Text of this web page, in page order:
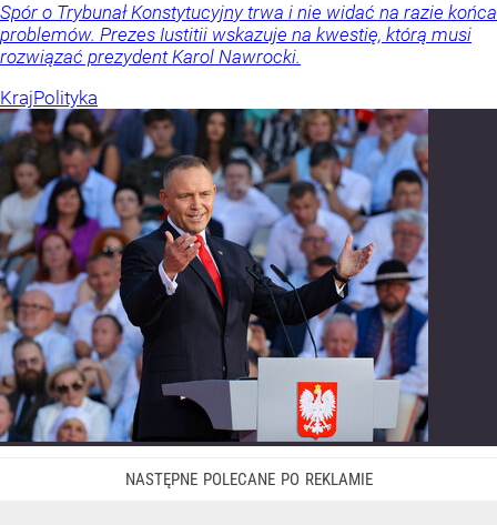
Spór o Trybunał Konstytucyjny trwa i nie widać na razie końca
problemów. Prezes Iustitii wskazuje na kwestię, którą musi
rozwiązać prezydent Karol Nawrocki.
KrajPolityka